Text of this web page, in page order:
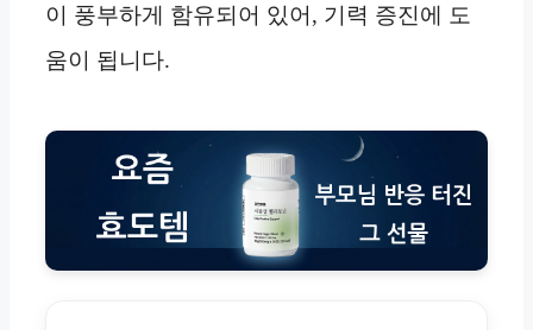
이 풍부하게 함유되어 있어, 기력 증진에 도
움이 됩니다.